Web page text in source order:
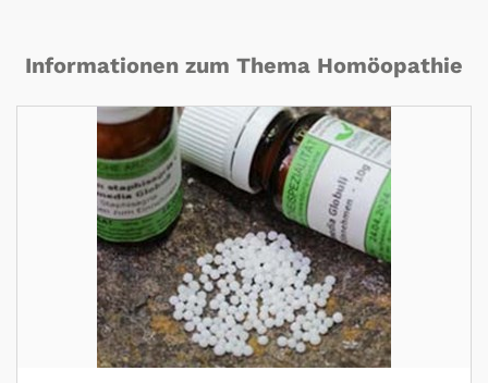
Informationen zum Thema Homöopathie